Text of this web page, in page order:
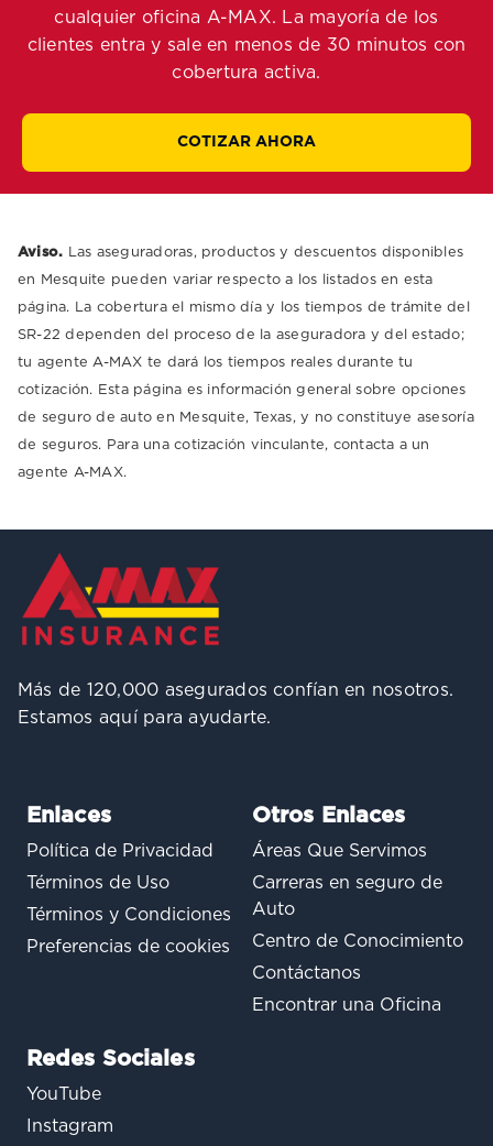
cualquier oficina A-MAX. La mayoría de los
clientes entra y sale en menos de 30 minutos con
cobertura activa.
COTIZAR AHORA
Aviso. Las aseguradoras, productos y descuentos disponibles
en Mesquite pueden variar respecto a los listados en esta
página. La cobertura el mismo día y los tiempos de trámite del
SR-22 dependen del proceso de la aseguradora y del estado;
tu agente A-MAX te dará los tiempos reales durante tu
cotización. Esta página es información general sobre opciones
de seguro de auto en Mesquite, Texas, y no constituye asesoría
de seguros. Para una cotización vinculante, contacta a un
agente A-MAX.
Más de 120,000 asegurados confían en nosotros.
Estamos aquí para ayudarte.
Enlaces
Política de Privacidad
Términos de Uso
Términos y Condiciones
Preferencias de cookies
Otros Enlaces
Áreas Que Servimos
Carreras en seguro de
Auto
Centro de Conocimiento
Contáctanos
Encontrar una Oficina
Redes Sociales
YouTube
Instagram